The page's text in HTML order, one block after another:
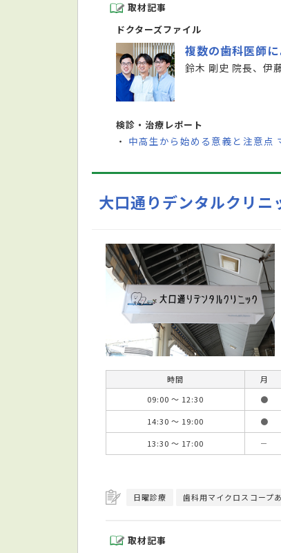
取材記事
ドクターズファイル
複数の歯科医師
鈴木 剛史 院長、伊
検診・治療レポート
・ 中高生から始める意義と注意点
大口通りデンタルクリニ
時間 月
09:00 ～ 12:30
●
14:30 ～ 19:00
●
13:30 ～ 17:00
－
日曜診療 歯科用マイクロスコープ
取材記事